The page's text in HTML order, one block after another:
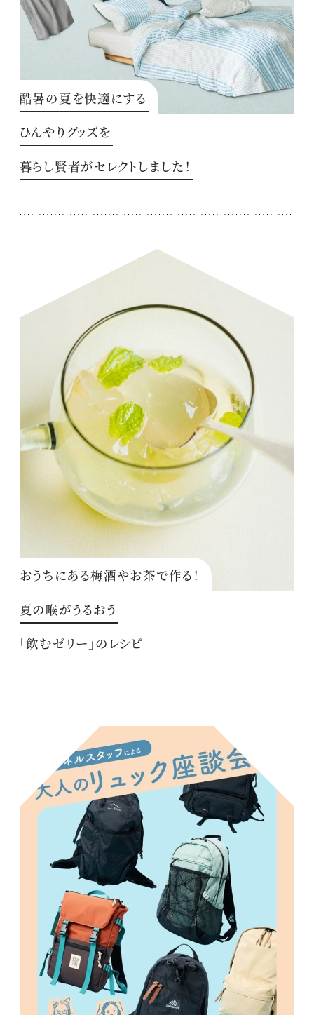
酷暑の夏を快適にする
ひんやりグッズを
暮らし賢者がセレクトしました！
おうちにある梅酒やお茶で作る！
夏の喉がうるおう
「飲むゼリー」のレシピ